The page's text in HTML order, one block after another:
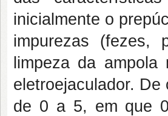
inicialmente o
impurezas (fezes,
limpeza da
eletroejaculador.
de 0 a 5, em que